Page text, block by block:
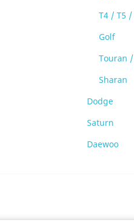
T4 / T5 /
Golf
Touran
Sharan
Dodge
Saturn
Daewoo